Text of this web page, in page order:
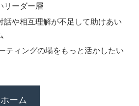
リーダー層
話や相互理解が不足して助けあい
ティングの場をもっと活かしたい
ホーム